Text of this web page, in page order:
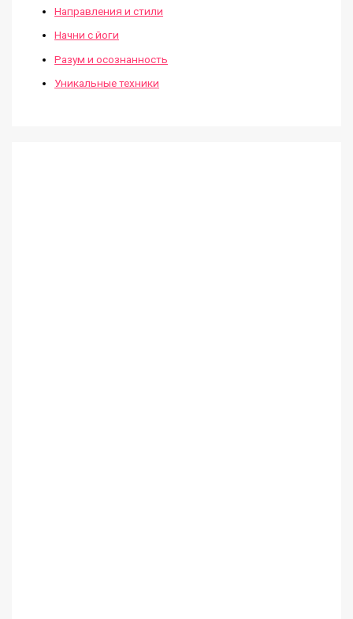
Направления и стили
Начни с йоги
Разум и осознанность
Уникальные техники